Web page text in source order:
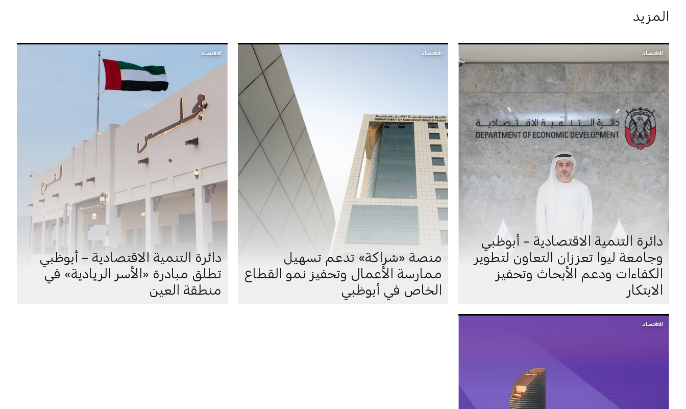
المزيد
الاقتصاد
دائرة التنمية الاقتصادية – أبوظبي
وجامعة ليوا تعززان التعاون لتطوير
الكفاءات ودعم الأبحاث وتحفيز
الابتكار
الاقتصاد
منصة «شراكة» تدعم تسهيل
ممارسة الأعمال وتحفيز نمو القطاع
الخاص في أبوظبي
الاقتصاد
دائرة التنمية الاقتصادية – أبوظبي
تطلق مبادرة «الأسر الريادية» في
منطقة العين
الاقتصاد